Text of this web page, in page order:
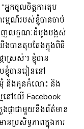
នកចូលចិត្តការតុប
រម្មណ៍របស់ខ្ញុំបានចាប់
េញលក្ខណៈដំបូងបង្អស់
ង​បាន​តុបតែង​ក្នុង​ពិធី​
ា​ស្រស់។ ខ្ញុំបាន
ញុំបានរៀននៅ
មុំ និងកូនកំលោះ និង
មនៅលើ Facebook
ផ្កាជាមួយនឹងព័ត៌មាន
ប្រសិទ្ធភាពក្នុងការ